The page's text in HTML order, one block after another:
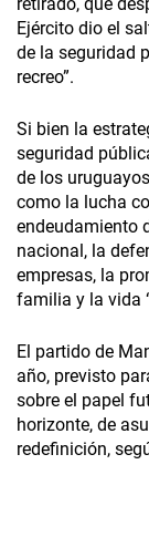
Ejército dio el
de la seguridad
recreo”.
Si bien la
seguridad
de los
como la lucha
endeudamiento
nacional, la
empresas, la
familia y la vida
El partido de
año, previsto
sobre el papel
horizonte, de
redefinición,